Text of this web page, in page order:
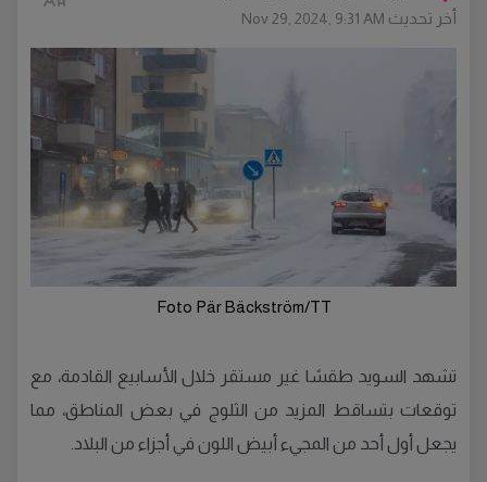
أخر تحديث Nov 29, 2024, 9:31 AM
Foto Pär Bäckström/TT
تشهد السويد طقسًا غير مستقر خلال الأسابيع القادمة، مع
توقعات بتساقط المزيد من الثلوج في بعض المناطق، مما
يجعل أول أحد من المجيء أبيض اللون في أجزاء من البلاد.